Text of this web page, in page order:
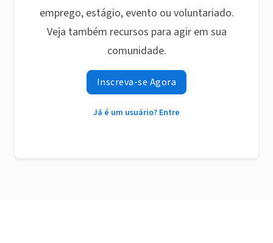
emprego, estágio, evento ou voluntariado.
Veja também recursos para agir em sua
comunidade.
Inscreva-se Agora
Já é um usuário? Entre